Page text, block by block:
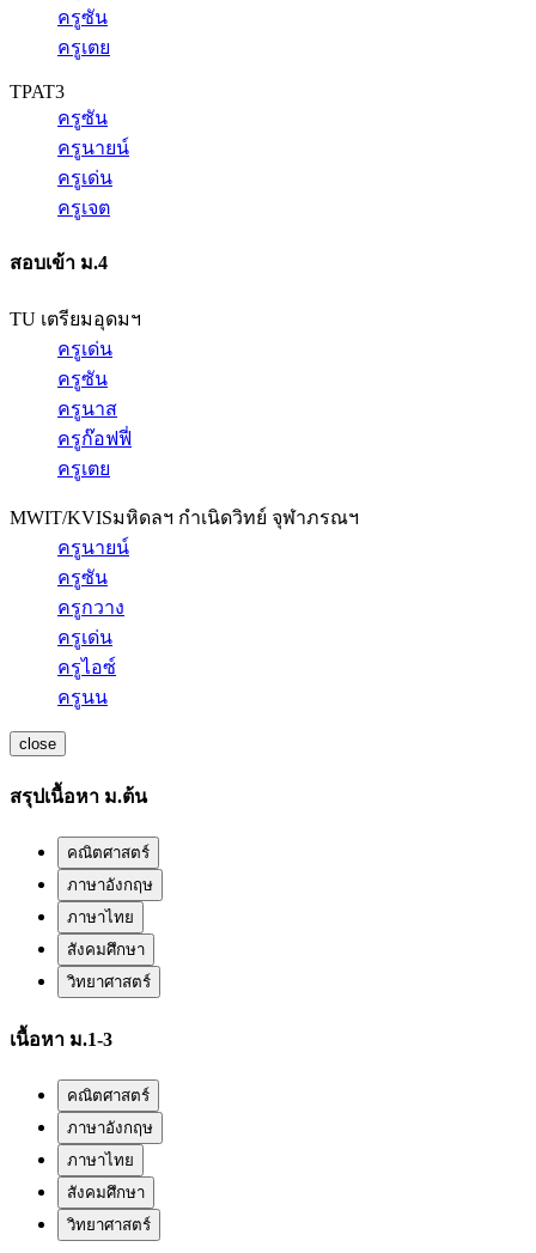
ครูซัน
ครูเตย
TPAT3
ครูซัน
ครูนายน์
ครูเด่น
ครูเจต
สอบเข้า ม.4
TU เตรียมอุดมฯ
ครูเด่น
ครูซัน
ครูนาส
ครูก๊อฟฟี่
ครูเตย
MWIT/KVISมหิดลฯ กำเนิดวิทย์ จุฬาภรณฯ
ครูนายน์
ครูซัน
ครูกวาง
ครูเด่น
ครูไอซ์
ครูนน
close
สรุปเนื้อหา ม.ต้น
คณิตศาสตร์
ภาษาอังกฤษ
ภาษาไทย
สังคมศึกษา
วิทยาศาสตร์
เนื้อหา ม.1-3
คณิตศาสตร์
ภาษาอังกฤษ
ภาษาไทย
สังคมศึกษา
วิทยาศาสตร์